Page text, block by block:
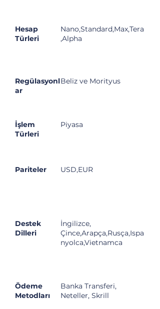
Hesap
Türleri
Nano,Standard,Max,Tera
,Alpha
Regülasyonl
ar
Beliz ve Morityus
İşlem
Türleri
Piyasa
Pariteler USD,EUR
Destek
Dilleri
İngilizce,
Çince,Arapça,Rusça,Ispa
nyolca,Vietnamca
Ödeme
Metodları
Banka Transferi,
Neteller, Skrill